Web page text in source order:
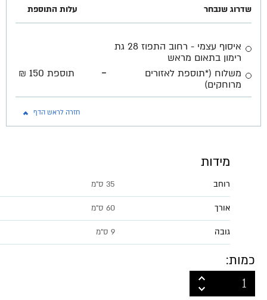
שדרוג שנבחר עלות התוספת
איסוף עצמי - רחוב התפוז 28 גת
רימון בתאום מראש
משלוח (*תוספת לאזורים
מרוחקים)
- תוספת 150 ₪
חזרה לראש הדף
מידות
רוחב 35 ס"מ
אורך 60 ס"מ
גובה 9 ס"מ
כמות: